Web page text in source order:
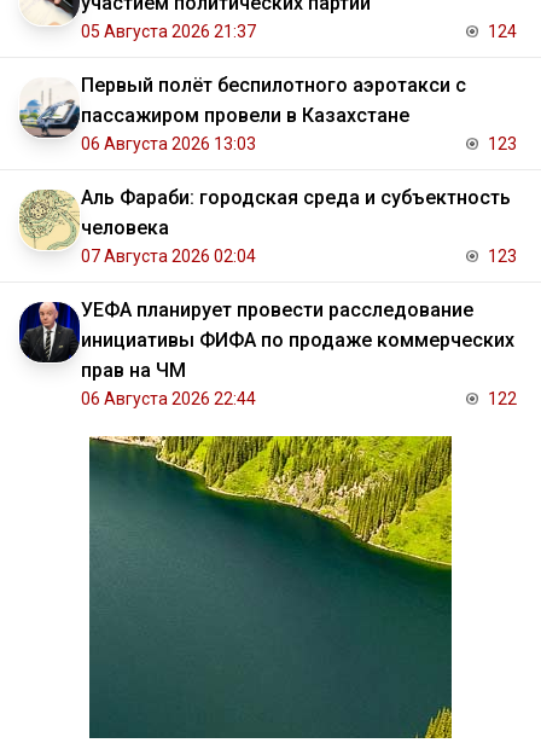
05 Августа 2026 21:37 124
Первый полёт беспилотного аэротакси с
пассажиром провели в Казахстане
06 Августа 2026 13:03 123
Аль Фараби: городская среда и субъектность
человека
07 Августа 2026 02:04 123
УЕФА планирует провести расследование
инициативы ФИФА по продаже коммерческих
прав на ЧМ
06 Августа 2026 22:44 122